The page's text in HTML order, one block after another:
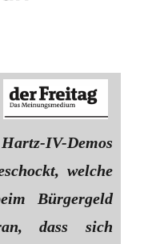
IV-Demos
welche
Bürgergeld
dass sich